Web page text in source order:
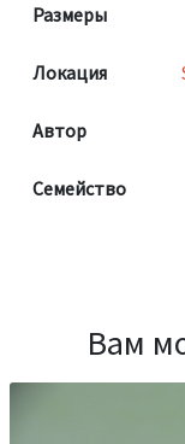
Размеры
Локация
Автор
Семейство
Вам